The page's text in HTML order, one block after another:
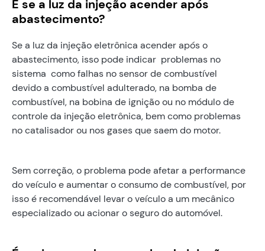
E se a luz da injeção acender após
abastecimento?
Se a luz da injeção eletrônica acender após o
abastecimento, isso pode indicar problemas no
sistema como falhas no sensor de combustível
devido a combustível adulterado, na bomba de
combustível, na bobina de ignição ou no módulo de
controle da injeção eletrônica, bem como problemas
no catalisador ou nos gases que saem do motor.
Sem correção, o problema pode afetar a performance
do veículo e aumentar o consumo de combustível, por
isso é recomendável levar o veículo a um mecânico
especializado ou acionar o seguro do automóvel.